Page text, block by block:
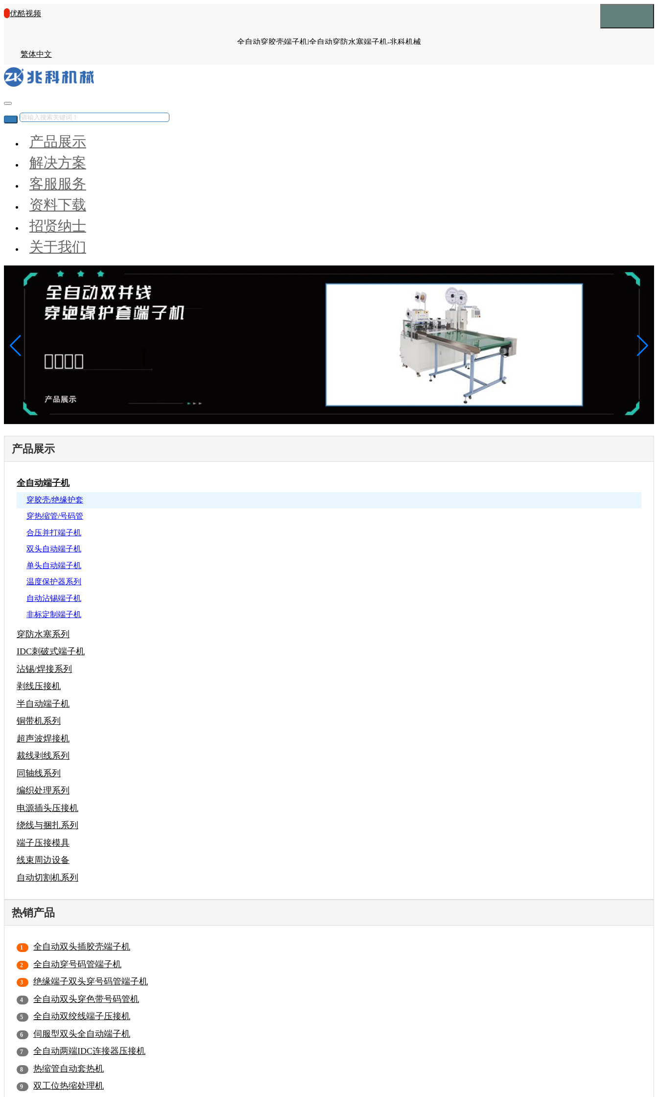
优酷视频
全自动穿胶壳端子机|全自动穿防水塞端子机-兆科机械
繁体中文
产品展示
解决方案
客服服务
资料下载
招贤纳士
关于我们
产品展示
全自动端子机
穿胶壳/绝缘护套
穿热缩管/号码管
合压并打端子机
双头自动端子机
单头自动端子机
温度保护器系列
自动沾锡端子机
非标定制端子机
穿防水塞系列
IDC刺破式端子机
沾锡/焊接系列
剥线压接机
半自动端子机
铜带机系列
超声波焊接机
裁线剥线系列
同轴线系列
编织处理系列
电源插头压接机
绕线与捆扎系列
端子压接模具
线束周边设备
自动切割机系列
热销产品
全自动双头插胶壳端子机
全自动穿号码管端子机
绝缘端子双头穿号码管端子机
全自动双头穿色带号码管机
全自动双绞线端子压接机
伺服型双头全自动端子机
全自动两端IDC连接器压接机
热缩管自动套热机
双工位热缩处理机